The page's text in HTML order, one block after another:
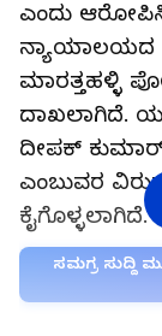
ಎಂದು
ನ್ಯಾಯಾಲಯದ
ಮಾರತ್ತಹಳ್ಳಿ
ದಾಖಲಾಗಿದೆ.
ದೀಪಕ್‌
ಎಂಬುವರ
ಕೈಗೊಳ್ಳಲಾಗಿದೆ.
ಸಮಗ್ರ ಸುದ್ದಿ